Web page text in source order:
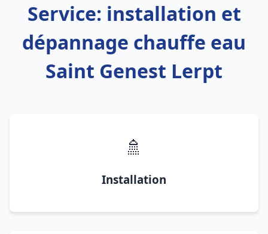
Service: installation et
dépannage chauffe eau
Saint Genest Lerpt
🚿
Installation